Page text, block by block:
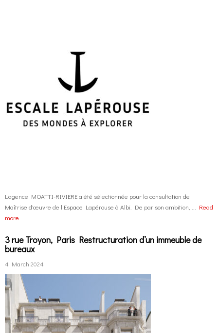
L'agence MOATTI-RIVIERE a été sélectionnée pour la consultation de
Maîtrise d'œuvre de l'Espace Lapérouse à Albi. De par son ambition, ... Read
more
3 rue Troyon, Paris Restructuration d’un immeuble de
bureaux
4 March 2024